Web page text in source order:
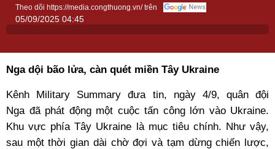
Theo dõi https://media.congthuong.vn/ trên
05/09/2025 04:45
Nga dội bão lửa, càn quét miền Tây Ukraine
Kênh Military Summary đưa tin, ngày 4/9, quân đội
Nga đã phát động một cuộc tấn công lớn vào Ukraine.
Khu vực phía Tây Ukraine là mục tiêu chính. Như vậy,
sau một thời gian dài chờ đợi và tạm dừng chiến lược,